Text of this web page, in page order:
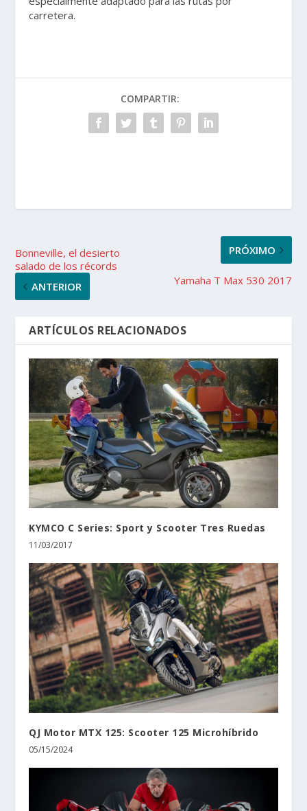
carretera.
COMPARTIR:
Bonneville, el desierto
salado de los récords
ANTERIOR
PRÓXIMO
Yamaha T Max 530 2017
ARTÍCULOS RELACIONADOS
KYMCO C Series: Sport y Scooter Tres Ruedas
11/03/2017
QJ Motor MTX 125: Scooter 125 Microhíbrido
05/15/2024